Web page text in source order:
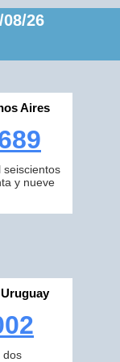
26
Aires
seiscientos
y nueve
dos